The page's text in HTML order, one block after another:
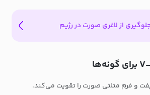
از لاغری صورت در رژیم
و فرم مثلثی صورت را تقویت می‌کند.